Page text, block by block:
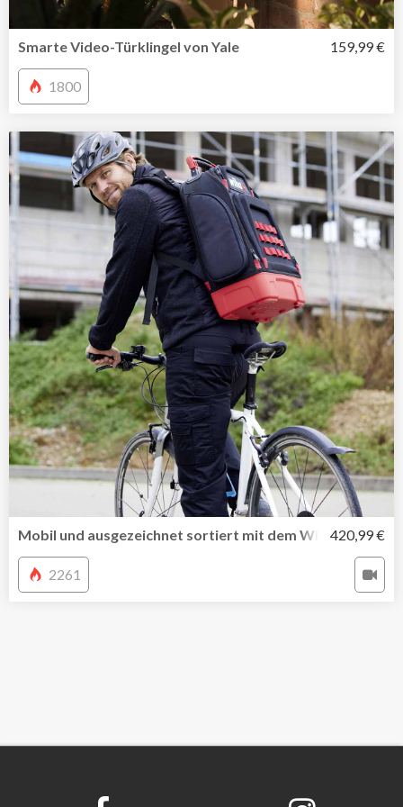
Smarte Video-Türklingel von Yale 159,99 €
1800
Mobil und ausgezeichnet sortiert mit dem Wiha420,99 €
2261